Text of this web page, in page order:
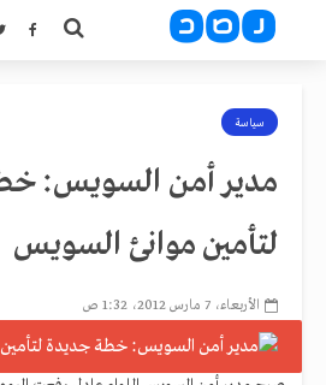
سياسة
مدير أمن السويس:
لتأمين موانئ السويس
الأربعاء، 7 مارس 2012، 1:32 ص